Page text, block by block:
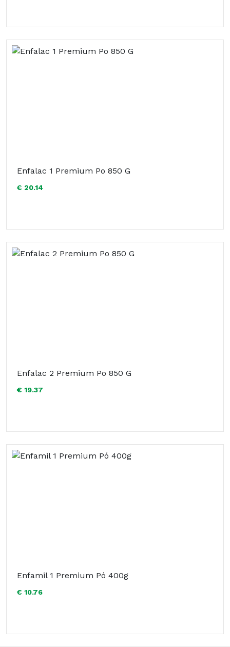
Enfalac 1 Premium Po 850 G
€ 20.14
Enfalac 2 Premium Po 850 G
€ 19.37
Enfamil 1 Premium Pó 400g
€ 10.76